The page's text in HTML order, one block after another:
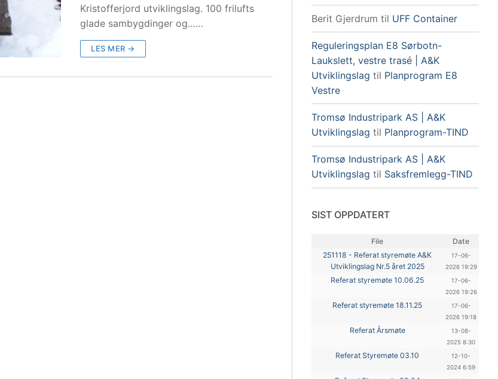
Kristofferjord utviklingslag. 100 frilufts
glade sambygdinger og……
LES MER →
Berit Gjerdrum til UFF Container
Reguleringsplan E8 Sørbotn-
Laukslett, vestre trasé | A&K
Utviklingslag til Planprogram E8
Vestre
Tromsø Industripark AS | A&K
Utviklingslag til Planprogram-TIND
Tromsø Industripark AS | A&K
Utviklingslag til Saksfremlegg-TIND
SIST OPPDATERT
File
Date
251118 - Referat styremøte A&K
Utviklingslag Nr.5 året 2025
17-06-
2026 19:29
Referat styremøte 10.06.25
17-06-
2026 19:26
Referat styremøte 18.11.25
17-06-
2026 19:18
Referat Årsmøte
13-08-
2025 8:30
Referat Styremøte 03.10
12-10-
2024 6:59